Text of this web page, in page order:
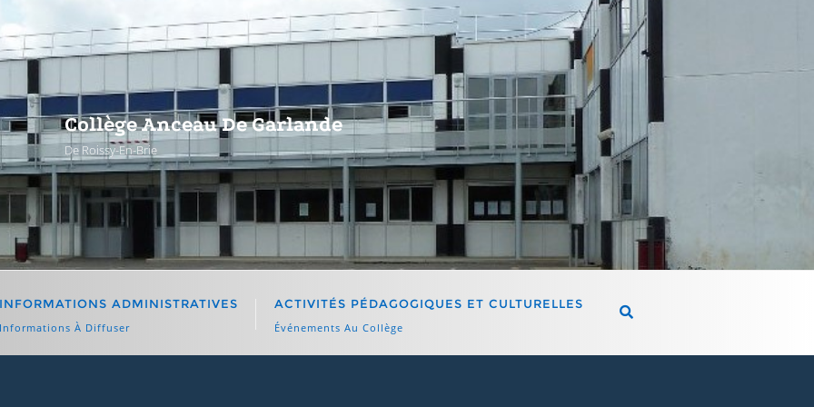
Collège Anceau De Garlande
De Roissy-En-Brie
INFORMATIONS ADMINISTRATIVES
Informations À Diffuser
ACTIVITÉS PÉDAGOGIQUES ET CULTURELLES
Événements Au Collège